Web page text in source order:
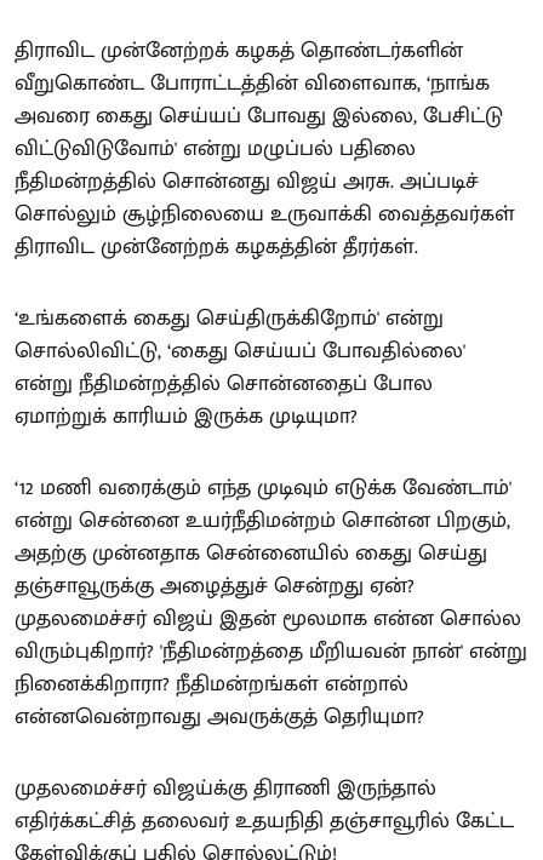
திராவிட முன்னேற்றக் கழகத் தொண்டர்களின்
வீறுகொண்ட போராட்டத்தின் விளைவாக, ‘நாங்க
அவரை கைது செய்யப் போவது இல்லை, பேசிட்டு
விட்டுவிடுவோம்' என்று மழுப்பல் பதிலை
நீதிமன்றத்தில் சொன்னது விஜய் அரசு. அப்படிச்
சொல்லும் சூழ்நிலையை உருவாக்கி வைத்தவர்கள்
திராவிட முன்னேற்றக் கழகத்தின் தீரர்கள்.
‘உங்களைக் கைது செய்திருக்கிறோம்' என்று
சொல்லிவிட்டு, ‘கைது செய்யப் போவதில்லை'
என்று நீதிமன்றத்தில் சொன்னதைப் போல
ஏமாற்றுக் காரியம் இருக்க முடியுமா?
‘12 மணி வரைக்கும் எந்த முடிவும் எடுக்க வேண்டாம்'
என்று சென்னை உயர்நீதிமன்றம் சொன்ன பிறகும்,
அதற்கு முன்னதாக சென்னையில் கைது செய்து
தஞ்சாவூருக்கு அழைத்துச் சென்றது ஏன்?
முதலமைச்சர் விஜய் இதன் மூலமாக என்ன சொல்ல
விரும்புகிறார்? 'நீதிமன்றத்தை மீறியவன் நான்' என்று
நினைக்கிறாரா? நீதிமன்றங்கள் என்றால்
என்னவென்றாவது அவருக்குத் தெரியுமா?
முதலமைச்சர் விஜய்க்கு திராணி இருந்தால்
எதிர்க்கட்சித் தலைவர் உதயநிதி தஞ்சாவூரில் கேட்ட